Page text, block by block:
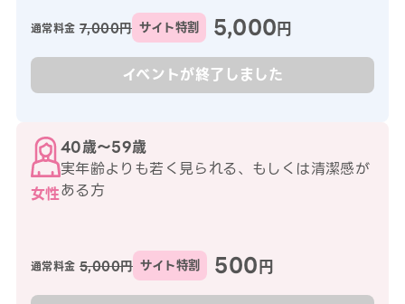
通常料金 7,000円 サイト特割 5,000円
イベントが終了しました
女性
40歳〜59歳
実年齢よりも若く見られる、もしくは清潔感が
ある方
通常料金 5,000円 サイト特割 500円